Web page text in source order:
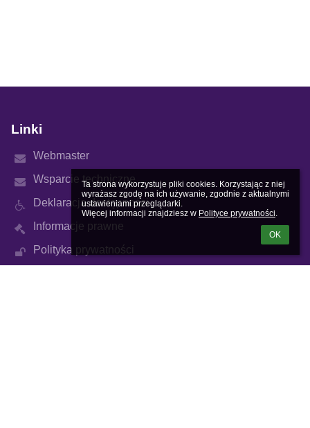
Ta strona wykorzystuje pliki cookies. Korzystając z niej
wyrażasz zgodę na ich używanie, zgodnie z aktualnymi
ustawieniami przeglądarki.
Więcej informacji znajdziesz w Polityce prywatności.
OK
Linki
Webmaster
Wsparcie techniczne
Deklaracja dostępności
Informacje prawne
Polityka prywatności